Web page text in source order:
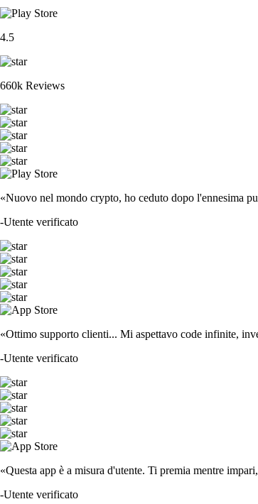
4.5
660k Reviews
«Nuovo nel mondo crypto, ho ceduto dopo l'ennesima
-Utente verificato
«Ottimo supporto clienti... Mi aspettavo code infinite,
-Utente verificato
«Questa app è a misura d'utente. Ti premia mentre
-Utente verificato